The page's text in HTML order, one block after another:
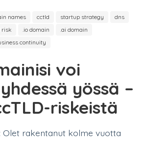
names cctld startup strategy
dns
risk .io domain
.ai domain
continuity
voi
yössä –
riskeistä
Olet rakentanut kolme vuotta